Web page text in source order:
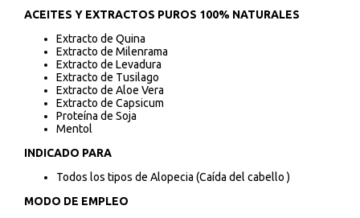
ACEITES Y EXTRACTOS PUROS 100% NATURALES
Extracto de Quina
Extracto de Milenrama
Extracto de Levadura
Extracto de Tusilago
Extracto de Aloe Vera
Extracto de Capsicum
Proteína de Soja
Mentol
INDICADO PARA
Todos los tipos de Alopecia (Caída del cabello )
MODO DE EMPLEO